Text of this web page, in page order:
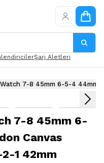
Şarj Aletleri
7-8 45mm 6-5-4 44mm
7-8 45mm 6-
Canvas
1 42mm